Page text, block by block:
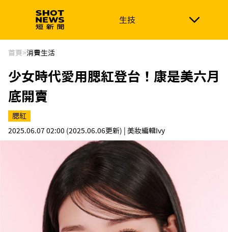
生技
生技 政治
新南向 體育
首頁>消費生活
少女時代愛用腮紅登台！康是美六月
底開賣
腮紅
2025.06.07 02:00 (2025.06.06更新) | 美妝編輯Ivy